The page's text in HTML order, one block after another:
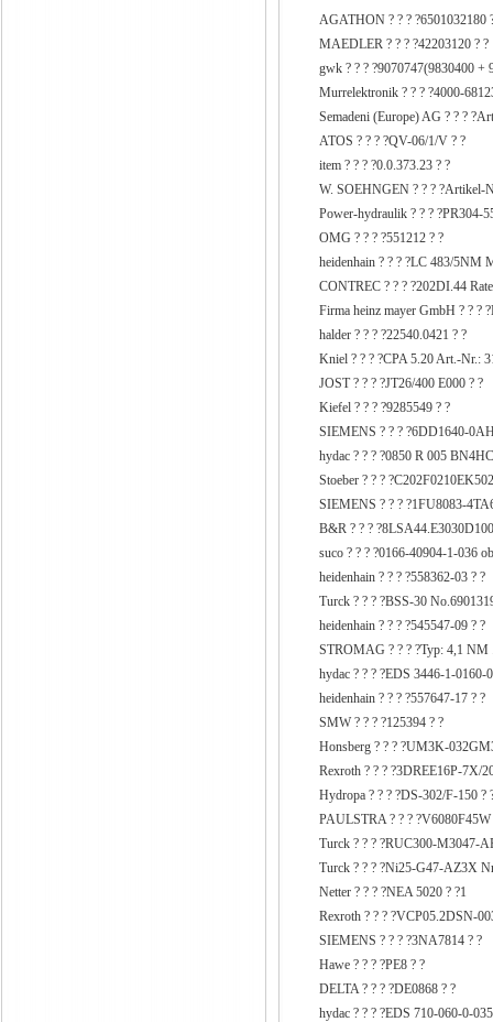
AGATHON ? ? ? ?6501032180
MAEDLER ? ? ? ?42203120 ? ?
gwk ? ? ? ?9070747(9830400 +
Murrelektronik ? ? ? ?4000-
Semadeni (Europe) AG ? ? ?
ATOS ? ? ? ?QV-06/1/V ? ?
item ? ? ? ?0.0.373.23 ? ?
W. SOEHNGEN ? ? ? ?Artikel-
Power-hydraulik ? ? ? ?PR304-
OMG ? ? ? ?551212 ? ?
heidenhain ? ? ? ?LC 483/
CONTREC ? ? ? ?202DI.44
Firma heinz mayer GmbH ? ? ?
halder ? ? ? ?22540.0421 ? ?
Kniel ? ? ? ?CPA 5.20 Art.-Nr.:
JOST ? ? ? ?JT26/400 E000 ? ?
Kiefel ? ? ? ?9285549 ? ?
SIEMENS ? ? ? ?6DD1640-
hydac ? ? ? ?0850 R 005
Stoeber ? ? ?
SIEMENS ? ? ? ?1FU8083-
B&R ? ? ?
suco ? ? ? ?0166-40904-1-036
heidenhain ? ? ? ?558362-03 ? ?
Turck ? ? ? ?BSS-30
heidenhain ? ? ? ?545547-09 ? ?
STROMAG ? ? ? ?Typ: 4,1 NM
hydac ? ? ? ?EDS 3446-1-0160-
heidenhain ? ? ? ?557647-17 ? ?
SMW ? ? ? ?125394 ? ?
Honsberg ? ? ? ?UM3K-
Rexroth ? ? ? ?3DREE16P-7X/
Hydropa ? ? ? ?DS-302/F-150 ?
PAULSTRA ? ? ? ?V6080F45W
Turck ? ? ? ?RUC300-M3047-
Turck ? ? ? ?Ni25-G47-AZ3X
Netter ? ? ? ?NEA 5020 ? ?1
Rexroth ? ? ? ?VCP05.2DSN-
SIEMENS ? ? ? ?3NA7814 ? ?
Hawe ? ? ? ?PE8 ? ?
DELTA ? ? ? ?DE0868 ? ?
hydac ? ? ? ?EDS 710-060-0-